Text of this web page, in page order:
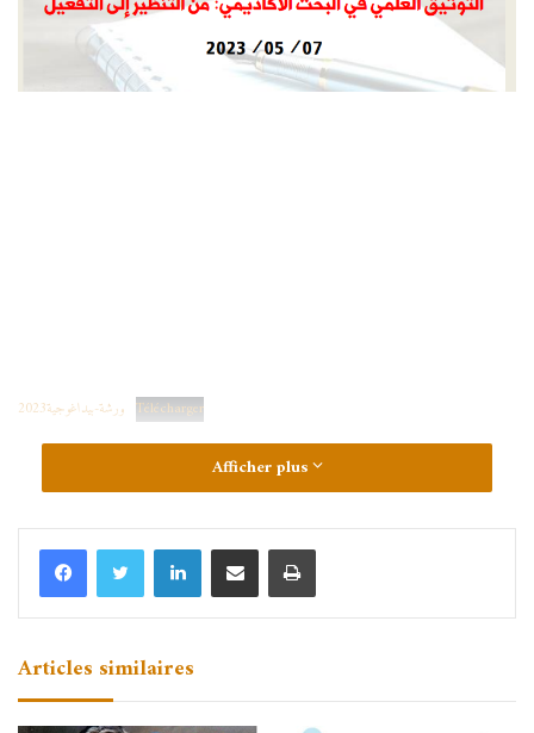
ورشة-بيداغوجية2023 Télécharger
Afficher plus
Linkedin Partager par email Imprimer
Articles similaires